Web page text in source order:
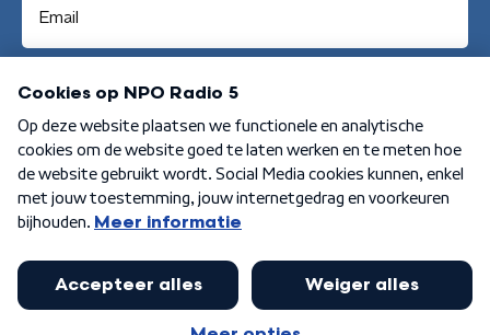
Aanmelden
Algemene voorwaarden